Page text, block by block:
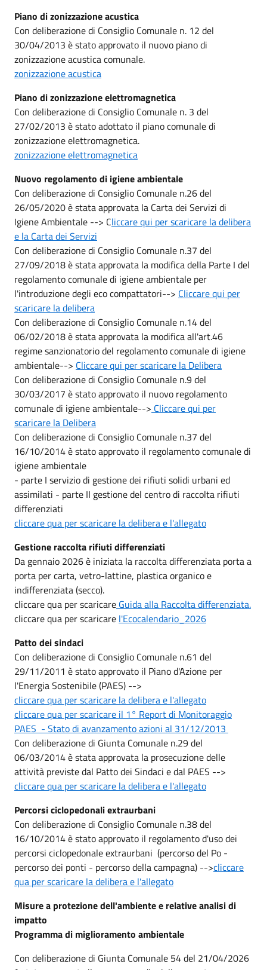
Piano di zonizzazione acustica
Con deliberazione di Consiglio Comunale n. 12 del
30/04/2013 è stato approvato il nuovo piano di
zonizzazione acustica comunale.
zonizzazione acustica
Piano di zonizzazione elettromagnetica
Con deliberazione di Consiglio Comunale n. 3 del
27/02/2013 è stato adottato il piano comunale di
zonizzazione elettromagnetica.
zonizzazione elettromagnetica
Nuovo regolamento di igiene ambientale
Con deliberazione di Consiglio Comunale n.26 del
26/05/2020 è stata approvata la Carta dei Servizi di
Igiene Ambientale --> Cliccare qui per scaricare la delibera
e la Carta dei Servizi
Con deliberazione di Consiglio Comunale n.37 del
27/09/2018 è stata approvata la modifica della Parte I del
regolamento comunale di igiene ambientale per
l'introduzione degli eco compattatori--> Cliccare qui per
scaricare la delibera
Con deliberazione di Consiglio Comunale n.14 del
06/02/2018 è stata approvata la modifica all'art.46
regime sanzionatorio del regolamento comunale di igiene
ambientale--> Cliccare qui per scaricare la Delibera
Con deliberazione di Consiglio Comunale n.9 del
30/03/2017 è stato approvato il nuovo regolamento
comunale di igiene ambientale--> Cliccare qui per
scaricare la Delibera
Con deliberazione di Consiglio Comunale n.37 del
16/10/2014 è stato approvato il regolamento comunale di
igiene ambientale
- parte I servizio di gestione dei rifiuti solidi urbani ed
assimilati - parte II gestione del centro di raccolta rifiuti
differenziati
cliccare qua per scaricare la delibera e l'allegato
Gestione raccolta rifiuti differenziati
Da gennaio 2026 è iniziata la raccolta differenziata porta a
porta per carta, vetro-lattine, plastica organico e
indifferenziata (secco).
cliccare qua per scaricare Guida alla Raccolta differenziata.
cliccare qua per scaricare l'Ecocalendario_2026
Patto dei sindaci
Con deliberazione di Consiglio Comunale n.61 del
29/11/2011 è stato approvato il Piano d'Azione per
l'Energia Sostenibile (PAES) -->
cliccare qua per scaricare la delibera e l'allegato
cliccare qua per scaricare il 1° Report di Monitoraggio
PAES - Stato di avanzamento azioni al 31/12/2013
Con deliberazione di Giunta Comunale n.29 del
06/03/2014 è stata approvata la prosecuzione delle
attività previste dal Patto dei Sindaci e dal PAES -->
cliccare qua per scaricare la delibera e l'allegato
Percorsi ciclopedonali extraurbani
Con deliberazione di Consiglio Comunale n.38 del
16/10/2014 è stato approvato il regolamento d'uso dei
percorsi ciclopedonale extraurbani (percorso del Po -
percorso dei ponti - percorso della campagna) -->cliccare
qua per scaricare la delibera e l'allegato
Misure a protezione dell'ambiente e relative analisi di
impatto
Programma di miglioramento ambientale
Con deliberazione di Giunta Comunale 54 del 21/04/2026